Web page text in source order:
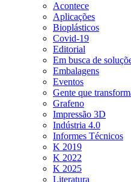
Acontece
Aplicações
Bioplásticos
Covid-19
Editorial
Em busca de
Embalagens
Eventos
Gente que
Grafeno
Impressão 3D
Indústria 4.0
Informes Técnicos
K 2019
K 2022
K 2025
Literatura